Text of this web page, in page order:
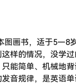
图画书，适于5—8
样的情况，没学
能简单、机械地
音规律，是英语